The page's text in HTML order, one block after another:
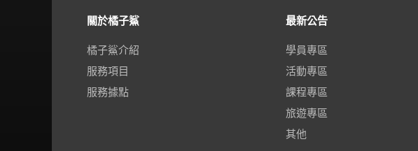
關於橘子鯊
橘子鯊介紹
服務項目
服務據點
最新公告
學員專區
活動專區
課程專區
旅遊專區
其他